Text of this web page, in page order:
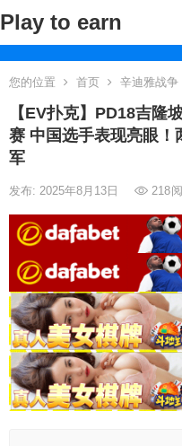
Play to earn
您的位置 首页 辛迪雅战争
【EV扑克】PD18吉隆
赛 中国选手表现亮眼！
军
发布: 2025年8月13日 218